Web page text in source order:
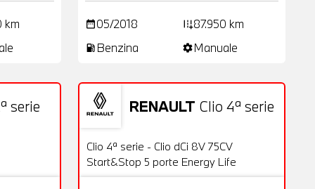
km date_range05/2018 add_road87.950 km
local_gas_station Benzina settingsManuale
serie
18 Foto RENAULT Clio 4ª serie
OFFERTA
Usato 20 Foto
Clio 4ª serie - Clio dCi 8V 75CV
Start&Stop 5 porte Energy Life